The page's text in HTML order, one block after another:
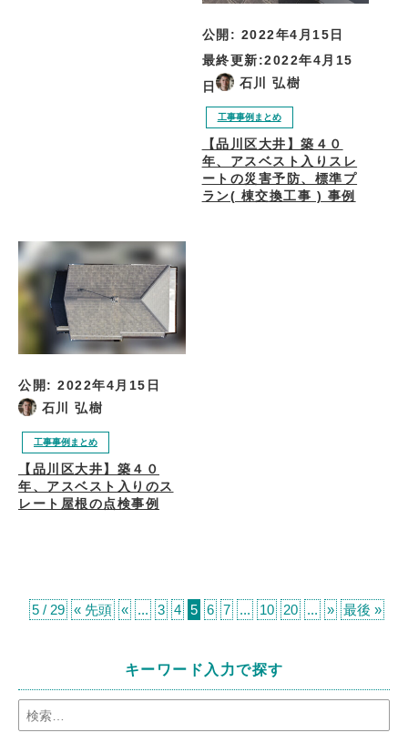
公開: 2022年4月15日
最終更新:2022年4月15
日
石川 弘樹
工事事例まとめ
【品川区大井】築４０
年、アスベスト入りスレ
ートの災害予防、標準プ
ラン( 棟交換工事 ) 事例
公開: 2022年4月15日
石川 弘樹
工事事例まとめ
【品川区大井】築４０
年、アスベスト入りのス
レート屋根の点検事例
5 / 29 « 先頭 « ... 3 4 5 6 7 ... 10 20 ... » 最後 »
キーワード入力で探す